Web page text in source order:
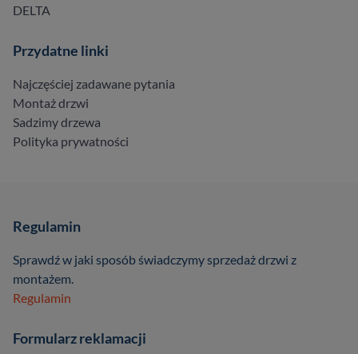
DELTA
Przydatne linki
Najczęściej zadawane pytania
Montaż drzwi
Sadzimy drzewa
Polityka prywatności
Regulamin
Sprawdź w jaki sposób świadczymy sprzedaż drzwi z
montażem.
Regulamin
Formularz reklamacji